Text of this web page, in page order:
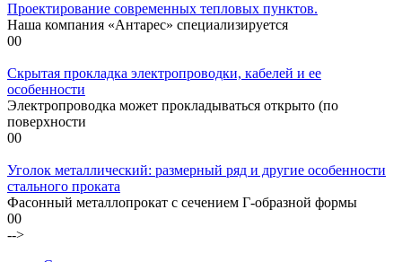
Проектирование современных тепловых пунктов.
Наша компания «Антарес» специализируется
00
Скрытая прокладка электропроводки, кабелей и ее
особенности
Электропроводка может прокладываться открыто (по
поверхности
00
Уголок металлический: размерный ряд и другие особенности
стального проката
Фасонный металлопрокат с сечением Г-образной формы
00
-->